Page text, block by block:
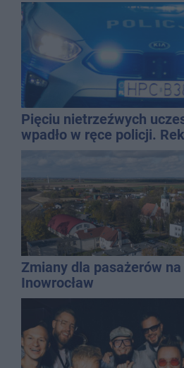
Pięciu nietrzeźwych
wpadło w ręce policji.
promila
Zmiany dla pasażerów
Inowrocław